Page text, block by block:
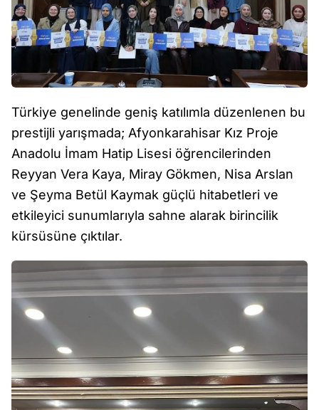
Türkiye genelinde geniş katılımla düzenlenen bu
prestijli yarışmada; Afyonkarahisar Kız Proje
Anadolu İmam Hatip Lisesi öğrencilerinden
Reyyan Vera Kaya, Miray Gökmen, Nisa Arslan
ve Şeyma Betül Kaymak güçlü hitabetleri ve
etkileyici sunumlarıyla sahne alarak birincilik
kürsüsüne çıktılar.